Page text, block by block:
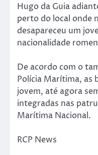
Hugo da Guia
perto do local onde
desapareceu um
nacionalidade
De acordo com o
Polícia Marítima, as
jovem, até agora
integradas nas
Marítima Nacional.
RCP News